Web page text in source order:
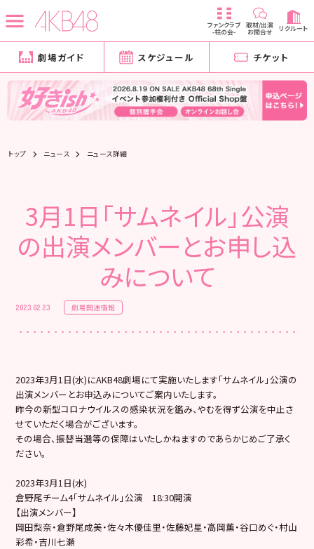
ファンクラブ
-柱の会-
取材/出演
お問合せ リクルート
劇場ガイド スケジュール チケット
トップ ニュース ニュース詳細
3月1日「サムネイル」公演
の出演メンバーとお申し込
みについて
2023.02.23 劇場関連情報
2023年3月1日(水)にAKB48劇場にて実施いたします「サムネイル」公演の
出演メンバーとお申込みについてご案内いたします。
昨今の新型コロナウイルスの感染状況を鑑み、やむを得ず公演を中止さ
せていただく場合がございます。
その場合、振替当選等の保障はいたしかねますのであらかじめご了承く
ださい。
2023年3月1日(水)
倉野尾チーム4「サムネイル」公演 18:30開演
【出演メンバー】
岡田梨奈・倉野尾成美・佐々木優佳里・佐藤妃星・高岡薫・谷口めぐ・村山
彩希・吉川七瀬